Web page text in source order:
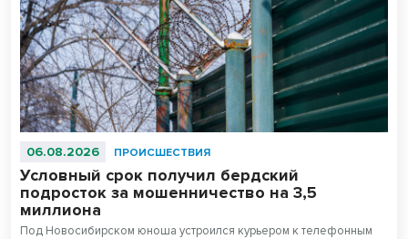
06.08.2026 ПРОИСШЕСТВИЯ
Условный срок получил бердский
подросток за мошенничество на 3,5
миллиона
Под Новосибирском юноша устроился курьером к телефонным